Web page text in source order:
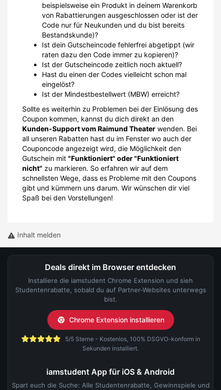
beispielsweise ein Produkt in deinem Warenkorb
von Rabattierungen ausgeschlossen oder ist der
Code nur für Neukunden und du bist bereits
Bestandskunde)?
Ist dein Gutscheincode fehlerfrei abgetippt (wir
raten dazu den Code immer zu kopieren)?
Ist der Gutscheincode zeitlich noch aktuell?
Hast du einen der Codes vielleicht schon mal
eingelöst?
Ist der Mindestbestellwert (MBW) erreicht?
Sollte es weiterhin zu Problemen bei der Einlösung des
Coupon kommen, kannst du dich direkt an den
Kunden-Support vom Raimund Theater wenden. Bei
all unseren Rabatten hast du im Fenster wo auch der
Couponcode angezeigt wird, die Möglichkeit den
Gutschein mit "Funktioniert" oder "Funktioniert
nicht" zu markieren. So erfahren wir auf dem
schnellsten Wege, dass es Probleme mit den Coupons
gibt und kümmern uns darum. Wir wünschen dir viel
Spaß bei den Vorstellungen!
Inhalt melden
Deals direkt im Browser entdecken
Installiere die iamstudent Chrome Extension und sieh
Studentenrabatte, sobald du auf Partner-Websites unterwegs
bist.
Chrome Extension installieren
5/5 Sterne - Kostenlos, 100% DSGVO-konform in
Sekunden installiert.
iamstudent App für iOS & Android
Spart euch die Suche: Alle Studentenrabatte, Gewinnspiele und